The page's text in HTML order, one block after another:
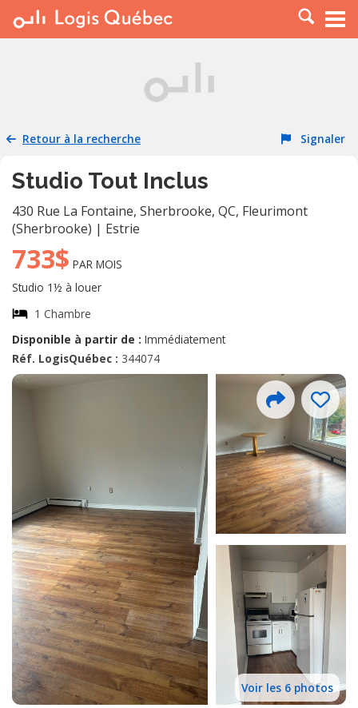
À LOUER
PLACER UNE ANNONCE
RESSOURCES
Retour à la recherche Signaler
Studio Tout Inclus
430 Rue La Fontaine, Sherbrooke, QC, Fleurimont
(Sherbrooke) | Estrie
733$ PAR MOIS
Studio 1½ à louer
1 Chambre
Disponible à partir de : Immédiatement
Réf. LogisQuébec : 344074
Voir les 6 photos